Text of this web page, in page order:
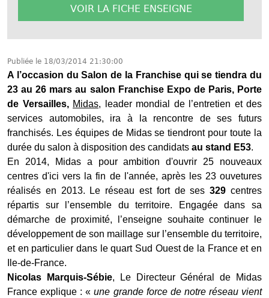
VOIR LA FICHE ENSEIGNE
Publiée le 18/03/2014 21:30:00
A l’occasion du Salon de la Franchise qui se tiendra du
23 au 26 mars au salon Franchise Expo de Paris, Porte
de Versailles, Midas, leader mondial de l’entretien et des
services automobiles, ira à la rencontre de ses futurs
franchisés. Les équipes de Midas se tiendront pour toute la
durée du salon à disposition des candidats au stand E53.
En 2014, Midas a pour ambition d'ouvrir 25 nouveaux
centres d'ici vers la fin de l'année, après les 23 ouvetures
réalisés en 2013. Le réseau est fort de ses329 centres
répartis sur l’ensemble du territoire. Engagée dans sa
démarche de proximité, l’enseigne souhaite continuer le
développement de son maillage sur l’ensemble du territoire,
et en particulier dans le quart Sud Ouest de la France et en
Ile-de-France.
Nicolas Marquis-Sébie, Le Directeur Général de Midas
France explique : «une grande force de notre réseau vient